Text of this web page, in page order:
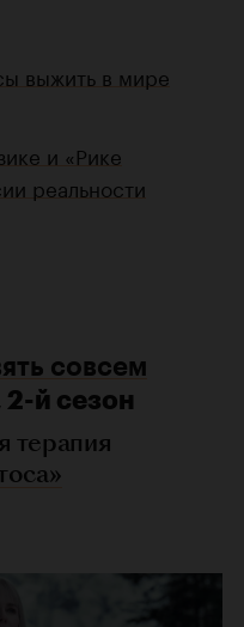
выжить в мире
и «Рике
реальности
совсем
2-й сезон
терапия